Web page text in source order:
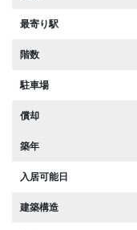
最寄り駅
階数
駐車場
償却
築年
入居可能日
建築構造